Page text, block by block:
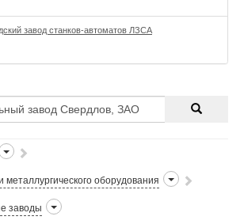
завод станков-автоматов ЛЗСА
металлургического оборудования
заводы